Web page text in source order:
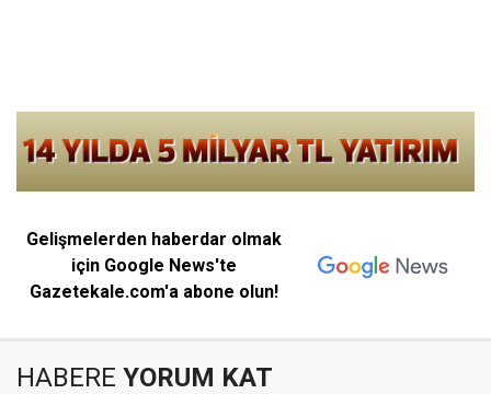
Gelişmelerden haberdar olmak
için Google News'te
Gazetekale.com'a abone olun!
HABERE YORUM KAT